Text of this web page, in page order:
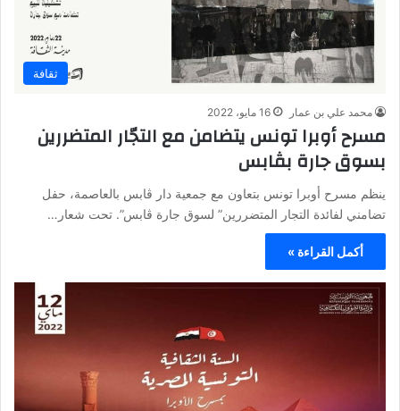
ثقافة
محمد علي بن عمار 16 مايو، 2022
مسرح أوبرا تونس يتضامن مع التجّار المتضررين
بسوق جارة بڤابس
ينظم مسرح أوبرا تونس بتعاون مع جمعية دار ڤابس بالعاصمة، حفل
تضامني لفائدة التجار المتضررين” لسوق جارة ڤابس”. تحت شعار…
أكمل القراءة »